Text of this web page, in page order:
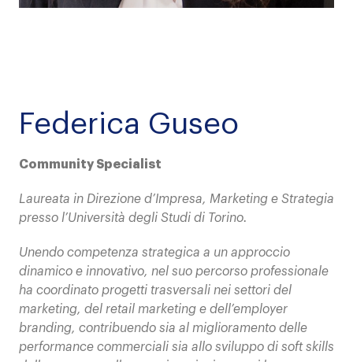
Federica Guseo
Community Specialist
Laureata in Direzione d’Impresa, Marketing e Strategia
presso l’Università degli Studi di Torino.
Unendo competenza strategica a un approccio
dinamico e innovativo, nel suo percorso professionale
ha coordinato progetti trasversali nei settori del
marketing, del retail marketing e dell’employer
branding, contribuendo sia al miglioramento delle
performance commerciali sia allo sviluppo di soft skills